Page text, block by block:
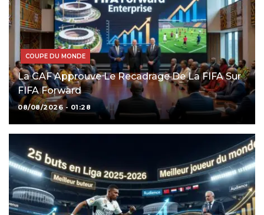
COUPE DU MONDE
La CAF Approuve Le Recadrage De La FIFA Sur
FIFA Forward
08/08/2026 - 01:28